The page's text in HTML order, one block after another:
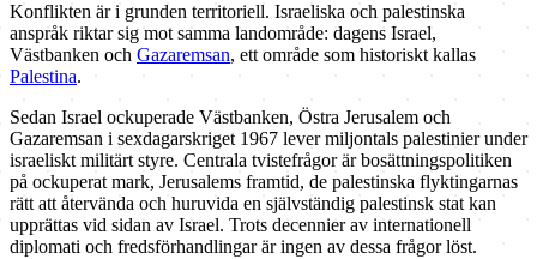
Konflikten är i grunden territoriell. Israeliska och palestinska
anspråk riktar sig mot samma landområde: dagens Israel,
Västbanken och Gazaremsan, ett område som historiskt kallas
Palestina.
Sedan Israel ockuperade Västbanken, Östra Jerusalem och
Gazaremsan i sexdagarskriget 1967 lever miljontals palestinier under
israeliskt militärt styre. Centrala tvistefrågor är bosättningspolitiken
på ockuperat mark, Jerusalems framtid, de palestinska flyktingarnas
rätt att återvända och huruvida en självständig palestinsk stat kan
upprättas vid sidan av Israel. Trots decennier av internationell
diplomati och fredsförhandlingar är ingen av dessa frågor löst.